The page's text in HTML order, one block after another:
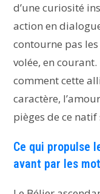
d’une curiosité
action en
contourne pas
volée, en
comment cette
caractère,
pièges de ce
Ce qui propulse
avant par les